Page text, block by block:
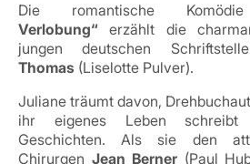
Die romantische
Verlobung“ erzählt die
jungen deutschen
Thomas (Liselotte Pulver).
Juliane träumt davon,
ihr eigenes Leben schreibt
Geschichten. Als sie den
Chirurgen Jean Berner (Paul